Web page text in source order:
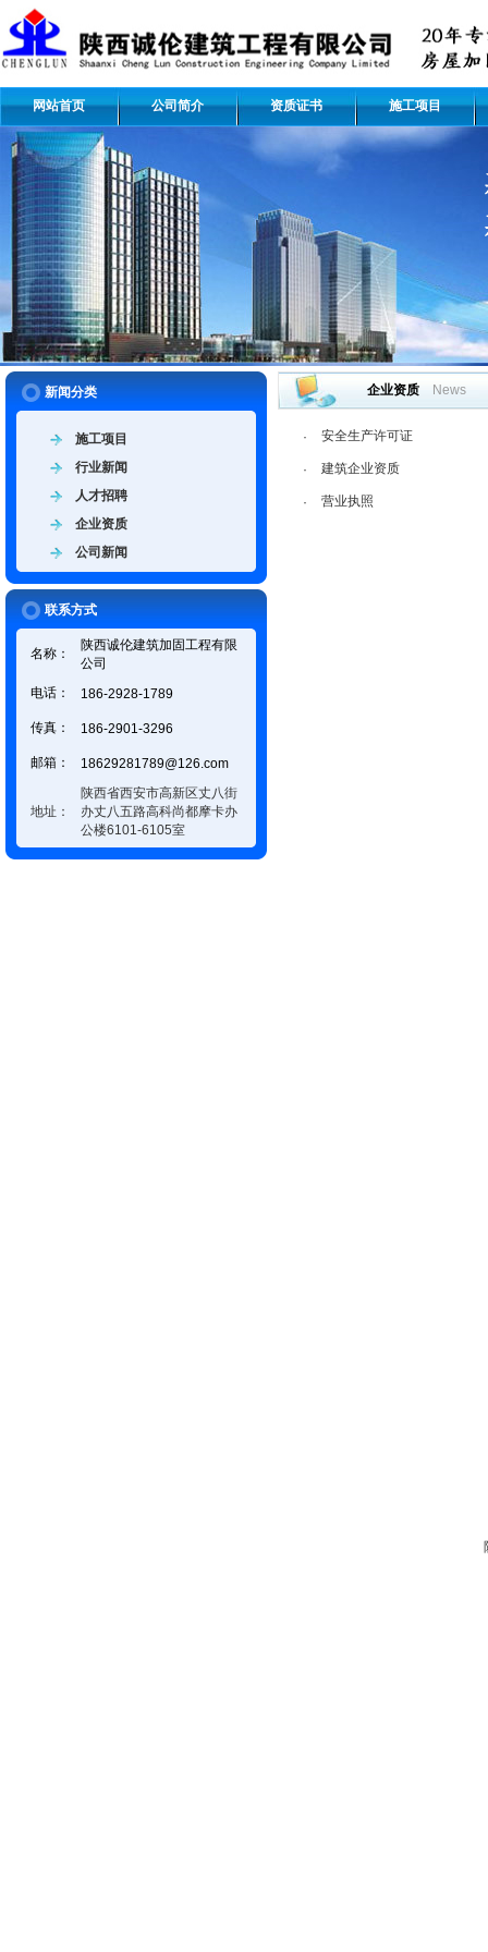
网站首页 公司简介 资质证书 施工项目
新闻分类
施工项目
行业新闻
人才招聘
企业资质
公司新闻
联系方式
名称：
陕西诚伦建筑加固工程有限
公司
电话：
186-2928-1789
传真： 186-2901-3296
邮箱： 18629281789@126.com
地址：
陕西省西安市高新区丈八街
办丈八五路高科尚都摩卡办
公楼6101-6105室
企业资质 News
· 安全生产许可证
· 建筑企业资质
· 营业执照